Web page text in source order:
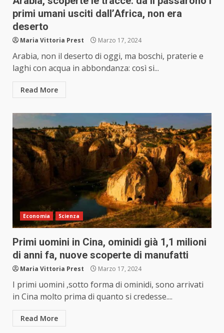
primi umani usciti dall’Africa, non era
deserto
Maria Vittoria Prest Marzo 17, 2024
Arabia, non il deserto di oggi, ma boschi, praterie e
laghi con acqua in abbondanza: così si...
Read More
Economia Scienza
Primi uomini in Cina, ominidi già 1,1 milioni
di anni fa, nuove scoperte di manufatti
Maria Vittoria Prest Marzo 17, 2024
I primi uomini ,sotto forma di ominidi, sono arrivati
in Cina molto prima di quanto si credesse....
Read More